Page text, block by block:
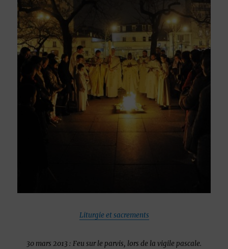
Liturgie et sacrements
30 mars 2013 : Feu sur le parvis, lors de la vigile pascale.